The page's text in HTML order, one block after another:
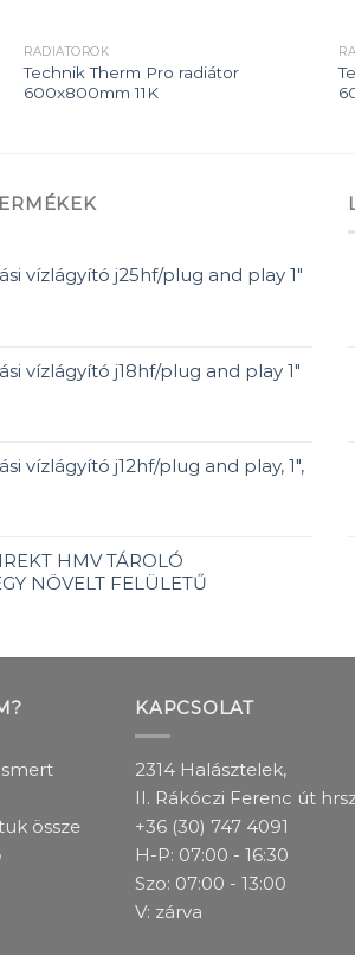
RADIÁTOROK
Technik Therm Pro radiátor
600x800mm 11K
vízlágyító j25hf/plug and play 1"
vízlágyító j18hf/plug and play 1"
vízlágyító j12hf/plug and play, 1",
HMV TÁROLÓ
NÖVELT FELÜLETŰ
össze
KAPCSOLAT
2314 Halásztelek,
II. Rákóczi Ferenc út
+36 (30) 747 4091
H-P: 07:00 - 16:30
Szo: 07:00 - 13:00
V: zárva